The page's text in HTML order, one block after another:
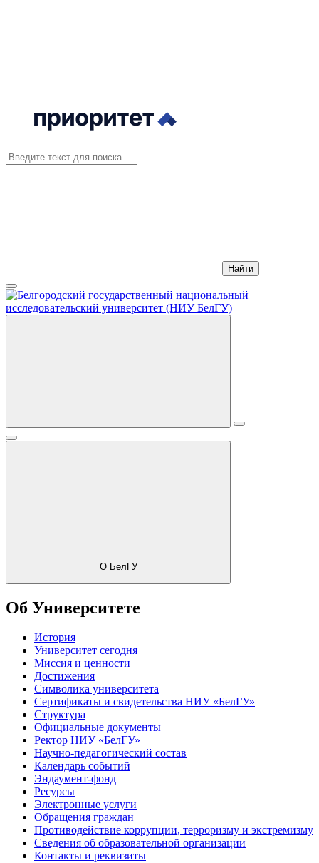
Найти
О БелГУ
Об Университете
История
Университет сегодня
Миссия и ценности
Достижения
Символика университета
Сертификаты и свидетельства НИУ «БелГУ»
Структура
Официальные документы
Ректор НИУ «БелГУ»
Научно-педагогический состав
Календарь событий
Эндаумент-фонд
Ресурсы
Электронные услуги
Обращения граждан
Противодействие коррупции, терроризму и экстремизму
Сведения об образовательной организации
Контакты и реквизиты